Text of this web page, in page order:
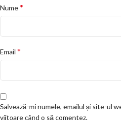
Nume*
Email *
Salvează-mi numele, emailul și site-ul
viitoare când o să comentez.